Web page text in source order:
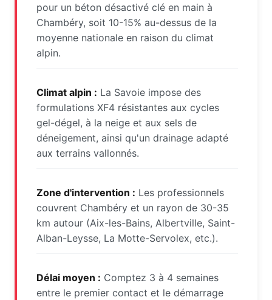
pour un béton désactivé clé en main à
Chambéry, soit 10-15% au-dessus de la
moyenne nationale en raison du climat
alpin.
Climat alpin : La Savoie impose des
formulations XF4 résistantes aux cycles
gel-dégel, à la neige et aux sels de
déneigement, ainsi qu'un drainage adapté
aux terrains vallonnés.
Zone d'intervention : Les professionnels
couvrent Chambéry et un rayon de 30-35
km autour (Aix-les-Bains, Albertville, Saint-
Alban-Leysse, La Motte-Servolex, etc.).
Délai moyen : Comptez 3 à 4 semaines
entre le premier contact et le démarrage